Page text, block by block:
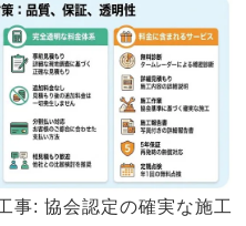
事: 協会認定の確実な施工